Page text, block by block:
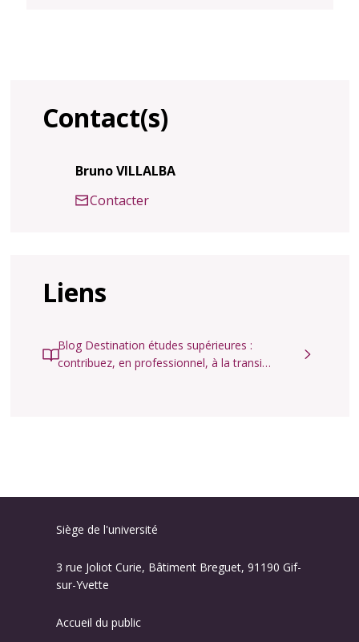
Contact(s)
Bruno VILLALBA
Contacter
Liens
Blog Destination études supérieures :
contribuez, en professionnel, à la transi…
Siège de l'université
3 rue Joliot Curie, Bâtiment Breguet, 91190 Gif-
sur-Yvette
Accueil du public